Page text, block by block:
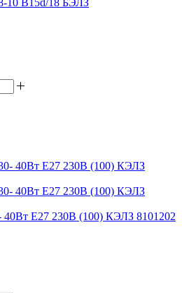
40Вт E27 230В (100) КЭЛЗ 8101202